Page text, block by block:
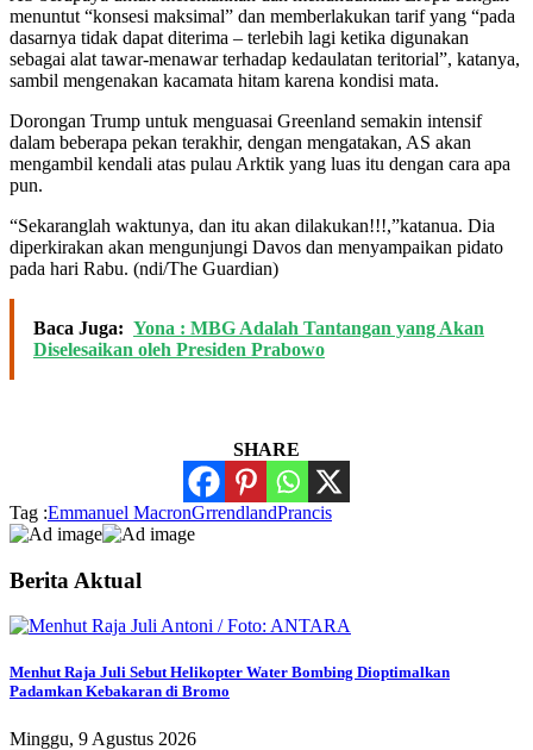
menuntut “konsesi maksimal” dan memberlakukan tarif yang “pada
dasarnya tidak dapat diterima – terlebih lagi ketika digunakan
sebagai alat tawar-menawar terhadap kedaulatan teritorial”, katanya,
sambil mengenakan kacamata hitam karena kondisi mata.
Dorongan Trump untuk menguasai Greenland semakin intensif
dalam beberapa pekan terakhir, dengan mengatakan, AS akan
mengambil kendali atas pulau Arktik yang luas itu dengan cara apa
pun.
“Sekaranglah waktunya, dan itu akan dilakukan!!!,”katanua. Dia
diperkirakan akan mengunjungi Davos dan menyampaikan pidato
pada hari Rabu. (ndi/The Guardian)
Baca Juga: Yona : MBG Adalah Tantangan yang Akan
Diselesaikan oleh Presiden Prabowo
SHARE
Tag :Emmanuel MacronGrrendlandPrancis
Berita Aktual
Menhut Raja Juli Sebut Helikopter Water Bombing Dioptimalkan
Padamkan Kebakaran di Bromo
Minggu, 9 Agustus 2026